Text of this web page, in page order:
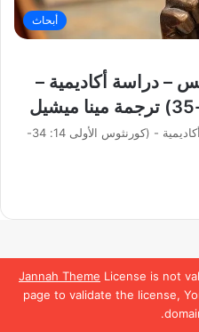
Jannah Theme License is not
page to validate the license,
أبحاث
– دراسة أكاديمية –
لتصمت نساؤكم في الكنائس - دراسة أكاديمية - (كورنثوس الأولى 14: 34-